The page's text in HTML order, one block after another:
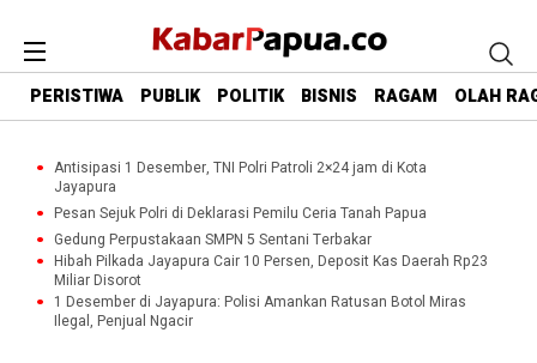
PERISTIWA PUBLIK POLITIK BISNIS RAGAM OLAH
Antisipasi 1 Desember, TNI Polri Patroli 2×24 jam di Kota
Jayapura
Pesan Sejuk Polri di Deklarasi Pemilu Ceria Tanah Papua
Gedung Perpustakaan SMPN 5 Sentani Terbakar
Hibah Pilkada Jayapura Cair 10 Persen, Deposit Kas Daerah Rp23
Miliar Disorot
1 Desember di Jayapura: Polisi Amankan Ratusan Botol Miras
Ilegal, Penjual Ngacir